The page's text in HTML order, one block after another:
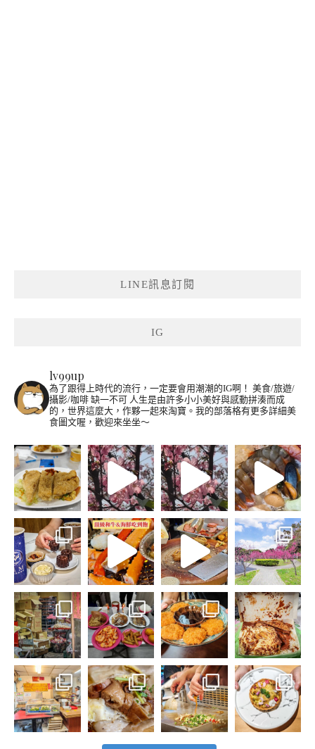
LINE訊息訂閱
IG
lv99up
為了跟得上時代的流行，一定要會用潮潮的IG啊！ 美食/旅遊/
攝影/咖啡 缺一不可 人生是由許多小小美好與感動拼湊而成
的，世界這麼大，作夥一起來淘寶。我的部落格有更多詳細美
食圖文喔，歡迎來坐坐～